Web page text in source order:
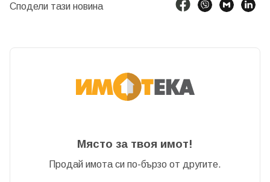
Сподели тази новина
Място за твоя имот!
Продай имота си по-бързо от другите.